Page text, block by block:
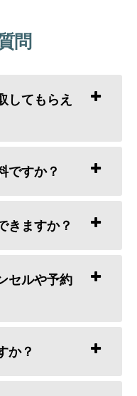
問
してもらえ
ですか？
きますか？
セルや予約
か？